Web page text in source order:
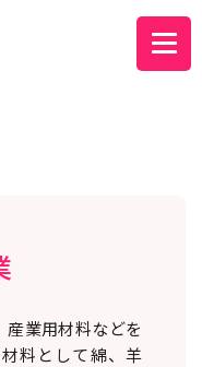
業用材料などを
料として綿、羊